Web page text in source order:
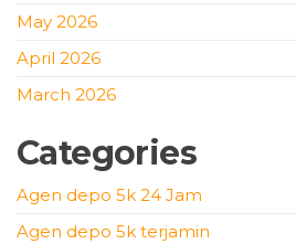
May 2026
April 2026
March 2026
Categories
Agen depo 5k 24 Jam
Agen depo 5k terjamin